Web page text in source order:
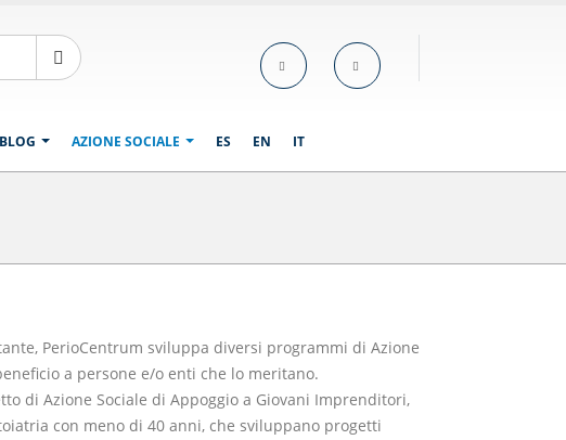
BLOG AZIONE SOCIALE ES EN IT
PerioCentrum sviluppa diversi programmi di Azione
a persone e/o enti che lo meritano.
di Azione Sociale di Appoggio a Giovani Imprenditori,
con meno di 40 anni, che sviluppano progetti